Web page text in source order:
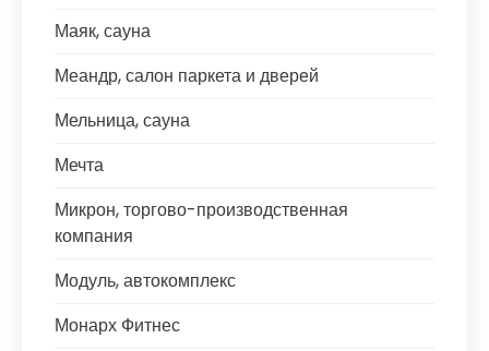
Маяк, сауна
Меандр, салон паркета и дверей
Мельница, сауна
Мечта
Микрон, торгово-производственная
компания
Модуль, автокомплекс
Монарх Фитнес